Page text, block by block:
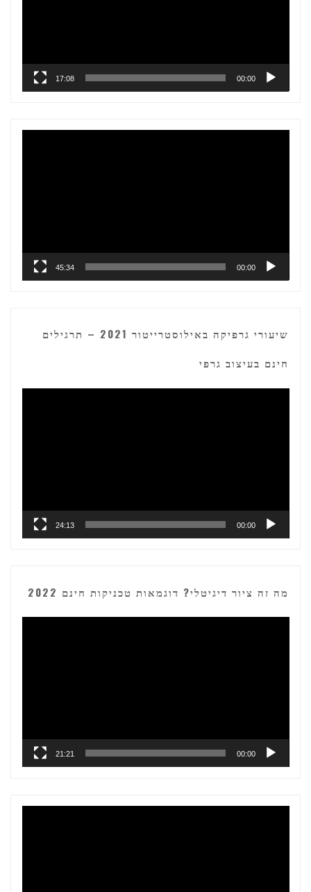
00:00
17:08
00:00
45:34
שיעורי גרפיקה באילוסטרייטור 2021 – תרגילים
חינם בעיצוב גרפי
00:00
24:13
מה זה ציור דיגיטלי? דוגמאות טכניקות חינם 2022
00:00
21:21